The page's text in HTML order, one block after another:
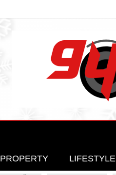
PROPERTY LIFESTYLE